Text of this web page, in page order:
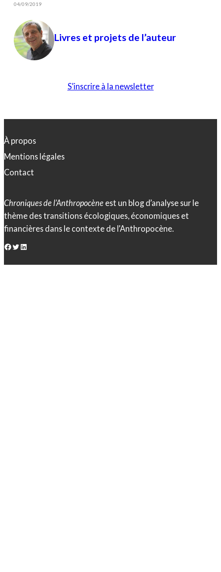
04/09/2019
Livres et projets de l’auteur
S’inscrire à la newsletter
À propos
Mentions légales
Contact
Chroniques de l’Anthropocène est un blog d’analyse sur le
thème des transitions écologiques, économiques et
financières dans le contexte de l’Anthropocène.
Facebook Twitter LinkedIn